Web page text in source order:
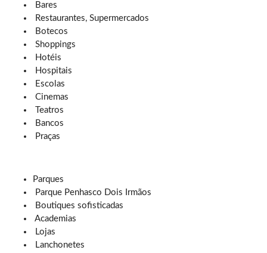
Bares
Restaurantes, Supermercados
Botecos
Shoppings
Hotéis
Hospitais
Escolas
Cinemas
Teatros
Bancos
Praças
Parques
Parque Penhasco Dois Irmãos
Boutiques sofisticadas
Academias
Lojas
Lanchonetes